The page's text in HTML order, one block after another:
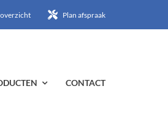
Plan afspraak
CONTACT